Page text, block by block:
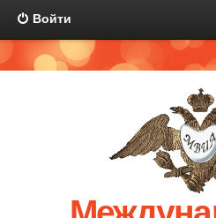
Войти